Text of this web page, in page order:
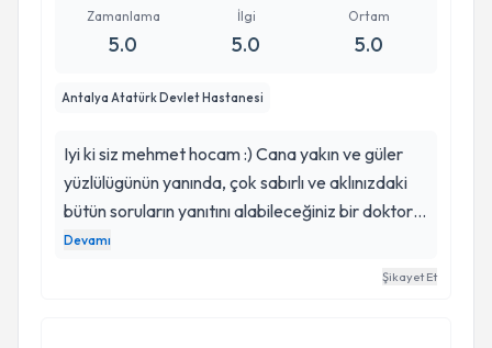
Zamanlama
5.0
İlgi
5.0
Ortam
5.0
Antalya Atatürk Devlet Hastanesi
Iyi ki siz mehmet hocam :) Cana yakın ve güler
yüzlülügünün yanında, çok sabırlı ve aklınızdaki
bütün soruların yanıtını alabileceğiniz bir doktor.
Gerçekten işinin ehli bir insan. Kendisiyle
tanıştıktan sonra içinizde zerre ameliyat korkusu
Devamı
Şikayet Et